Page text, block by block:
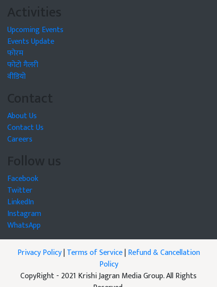
Activities
Upcoming Events
Events Update
फोरम
फोटो गैलरी
वीडियो
Contact
About Us
Contact Us
Careers
Follow us
Facebook
Twitter
LinkedIn
Instagram
WhatsApp
Privacy Policy|Terms of Service|Refund & Cancellation
Policy
CopyRight - 2021 Krishi Jagran Media Group. All Rights